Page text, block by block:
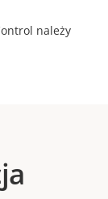
należy